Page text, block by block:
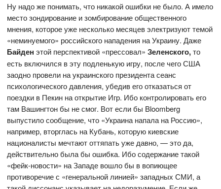
Ну надо же понимать, что никакой ошибки не было. А имело
место зондирование и зомбирование общественного
мнения, которое уже несколько месяцев электризуют темой
«неминуемого» российского нападения на Украину. Даже
Байден этой перспективой «прессовал»Зеленского,то
есть включился в эту подленькую игру, после чего США
заодно провели на украинского президента сеанс
психологического давления, убедив его отказаться от
поездки в Пекин на открытие Игр. Ибо контролировать его
там Вашингтон бы не смог. Вот если бы Bloomberg
выпустило сообщение, что «Украина напала на Россию»,
например, вторглась на Кубань, которую киевские
националисты мечтают оттяпать уже давно, — это да,
действительно была бы ошибка. Ибо содержание такой
«фейк-новости» на Западе вошло бы в вопиющее
противоречие с «генеральной линией» западных СМИ, а